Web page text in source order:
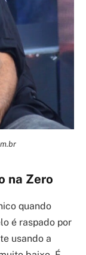
na Zero
quando
é raspado por
usando a